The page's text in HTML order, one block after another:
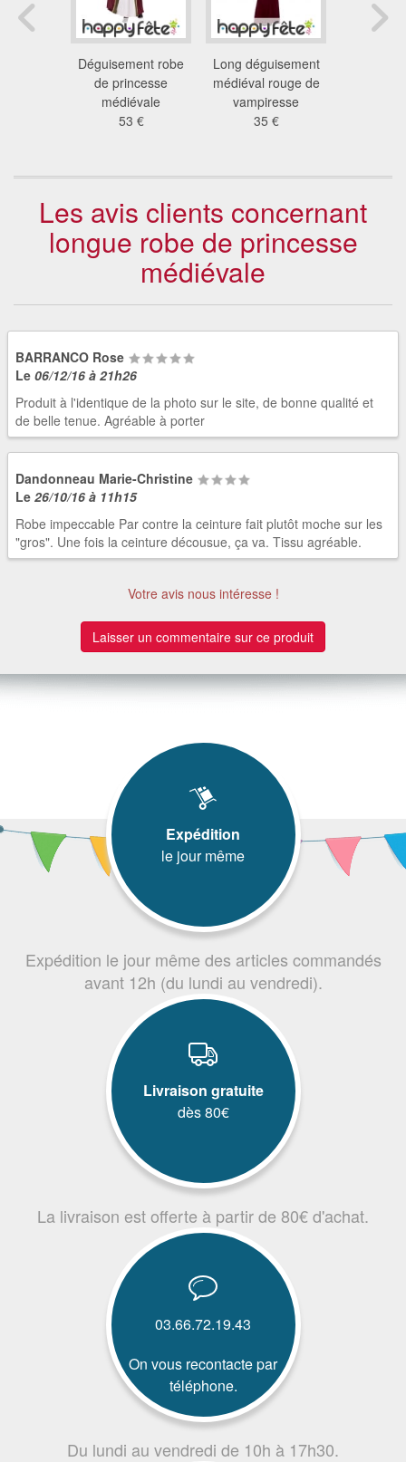
Déguisement robe
de princesse
médiévale
53 €
Long déguisement
médiéval rouge de
vampiresse
35 €
Les avis clients concernant
longue robe de princesse
médiévale
BARRANCO Rose
Le 06/12/16 à 21h26
Produit à l'identique de la photo sur le site, de bonne qualité et
de belle tenue. Agréable à porter
Dandonneau Marie-Christine
Le 26/10/16 à 11h15
Robe impeccable Par contre la ceinture fait plutôt moche sur les
"gros". Une fois la ceinture décousue, ça va. Tissu agréable.
Votre avis nous intéresse !
Laisser un commentaire sur ce produit
Expédition
le jour même
Expédition le jour même des articles commandés
avant 12h (du lundi au vendredi).
Livraison gratuite
dès 80€
La livraison est offerte à partir de 80€ d'achat.
03.66.72.19.43
On vous recontacte par
téléphone.
Du lundi au vendredi de 10h à 17h30.